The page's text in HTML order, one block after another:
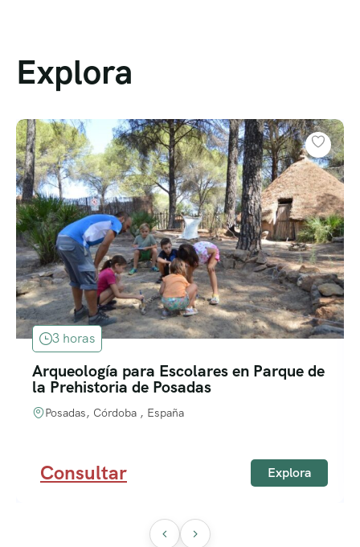
Explora
3 horas
Arqueología para Escolares en Parque de
la Prehistoria de Posadas
Posadas, Córdoba , España
Consultar Explora